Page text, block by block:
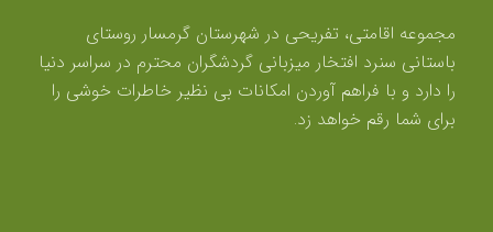
مجموعه اقامتی، تفریحی در شهرستان گرمسار روستای
باستانی سنرد افتخار میزبانی گردشگران محترم در سراسر دنیا
را دارد و با فراهم آوردن امکانات بی نظیر خاطرات خوشی را
برای شما رقم خواهد زد.